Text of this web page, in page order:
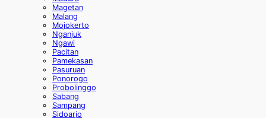
Magetan
Malang
Mojokerto
Nganjuk
Ngawi
Pacitan
Pamekasan
Pasuruan
Ponorogo
Probolinggo
Sabang
Sampang
Sidoarjo